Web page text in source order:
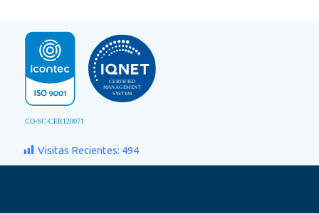
Visitas Recientes: 494